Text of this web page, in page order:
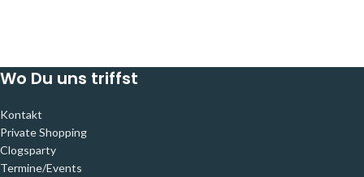
Hier trägst Du Deine normale Größe
Wo Du uns triffst
Kontakt
Private Shopping
Clogsparty
Termine/Events